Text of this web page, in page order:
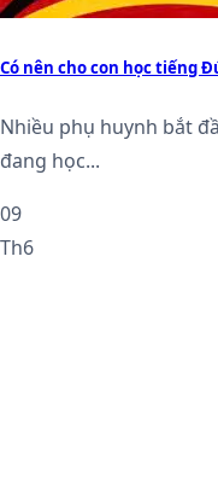
Có nên cho con học tiếng
Nhiều phụ huynh bắt
đang học...
09
Th6